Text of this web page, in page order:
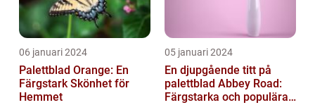
06 januari 2024
Palettblad Orange: En
Färgstark Skönhet för
Hemmet
05 januari 2024
En djupgående titt på
palettblad Abbey Road:
Färgstarka och populära